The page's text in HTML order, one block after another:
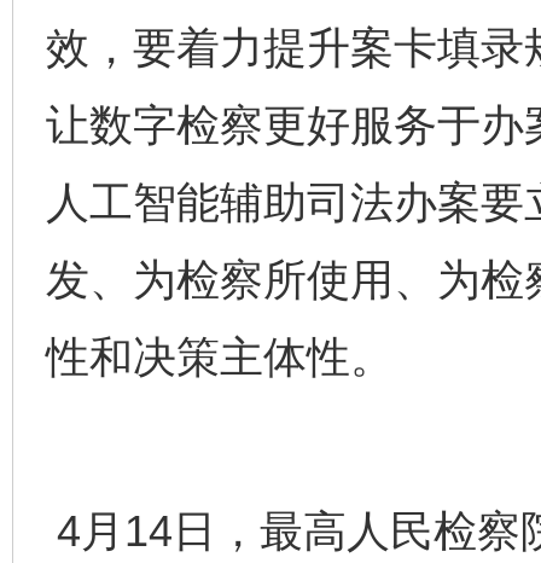
效，要着力提升案卡填
让数字检察更好服务于
人工智能辅助司法办案
发、为检察所使用、为
性和决策主体性。
4月14日，最高人民检察